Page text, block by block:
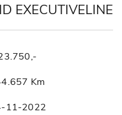
EXECUTIVELINE
Km
11-2022